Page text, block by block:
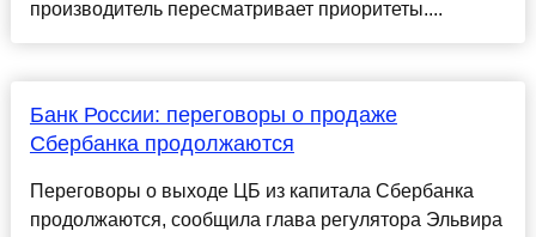
производитель пересматривает приоритеты....
Банк России: переговоры о продаже
Сбербанка продолжаются
Переговоры о выходе ЦБ из капитала Сбербанка
продолжаются, сообщила глава регулятора Эльвира